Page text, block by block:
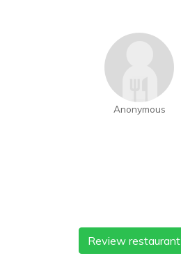
Anonymous
Review restaurant